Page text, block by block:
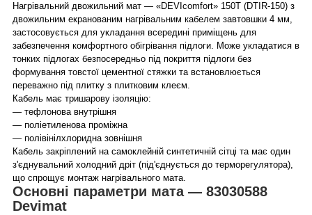
Нагрівальний двожильний мат — «DEVIcomfort» 150T (DTIR-150) з
двожильним екранованим нагрівальним кабелем завтовшки 4 мм,
застосовується для укладання всередині приміщень для
забезпечення комфортного обігрівання підлоги. Може укладатися в
тонких підлогах безпосередньо під покриття підлоги без
формування товстої цементної стяжки та встановлюється
переважно під плитку з плитковим клеєм.
Кабель має тришарову ізоляцію:
— тефлонова внутрішня
— поліетиленова проміжна
— полівінілхлоридна зовнішня
Кабель закріплений на самоклейній синтетичній сітці та має один
з'єднувальний холодний дріт (під'єднується до терморегулятора),
що спрощує монтаж нагрівального мата.
Основні параметри мата — 83030588
Devimat